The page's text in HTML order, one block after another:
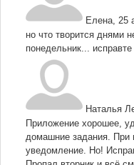
Елена, 25
но что творится днями
понедельник...
Наталья
Приложение хорошее,
домашние задания. При
уведомление. Но!